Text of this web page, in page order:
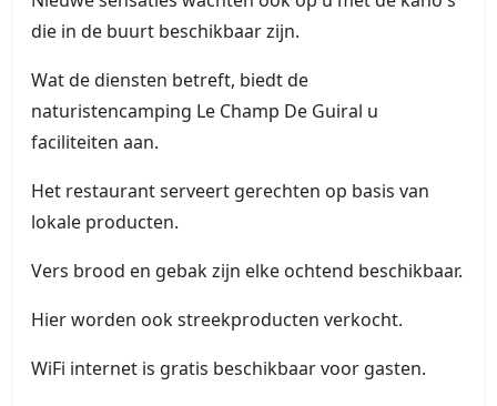
die in de buurt beschikbaar zijn.
Wat de diensten betreft, biedt de
naturistencamping Le Champ De Guiral u
faciliteiten aan.
Het restaurant serveert gerechten op basis van
lokale producten.
Vers brood en gebak zijn elke ochtend beschikbaar.
Hier worden ook streekproducten verkocht.
WiFi internet is gratis beschikbaar voor gasten.